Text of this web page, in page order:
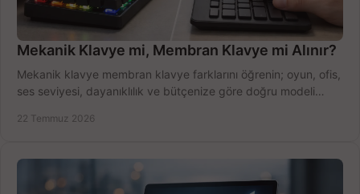
Mekanik Klavye mi, Membran Klavye mi Alınır?
Mekanik klavye membran klavye farklarını öğrenin; oyun, ofis,
ses seviyesi, dayanıklılık ve bütçenize göre doğru modeli
22 Temmuz 2026